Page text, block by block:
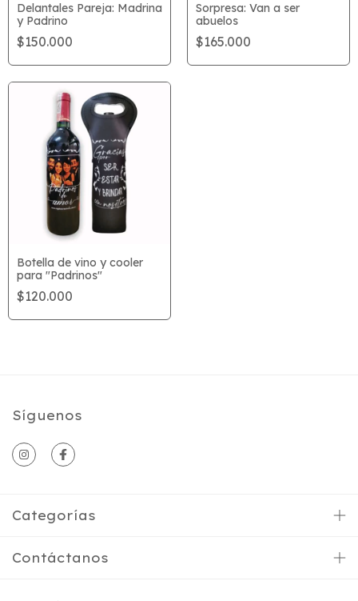
Delantales Pareja: Madrina
y Padrino
$150.000
Sorpresa: Van a ser
abuelos
$165.000
Botella de vino y cooler
para "Padrinos"
$120.000
Síguenos
Categorías
Contáctanos